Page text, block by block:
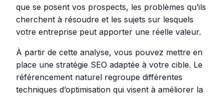
que se posent vos prospects, les problèmes qu’ils
cherchent à résoudre et les sujets sur lesquels
votre entreprise peut apporter une réelle valeur.
À partir de cette analyse, vous pouvez mettre en
place une stratégie SEO adaptée à votre cible. Le
référencement naturel regroupe différentes
techniques d’optimisation qui visent à améliorer la